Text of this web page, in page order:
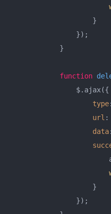
                    }
                });
            }
function
                $.ajax({
type
url :
data
                    }
                });